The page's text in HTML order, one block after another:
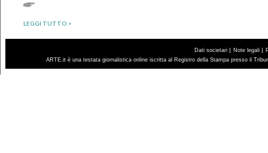
LEGGI TUTTO >
Dati societari | Note legali |
ARTE.it è una testata giornalistica online iscritta al Registro della Stampa presso il